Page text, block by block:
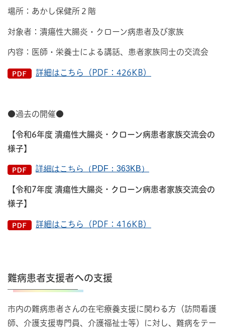
場所：あかし保健所２階
対象者：潰瘍性大腸炎・クローン病患者及び家族
内容：医師・栄養士による講話、患者家族同士の交流会
詳細はこちら（PDF：426KB）
●過去の開催●
【令和6年度 潰瘍性大腸炎・クローン病患者家族交流会の
様子】
詳細はこちら（PDF：363KB）
【令和7年度 潰瘍性大腸炎・クローン病患者家族交流会の
様子】
詳細はこちら（PDF：416KB）
難病患者支援者への支援
市内の難病患者さんの在宅療養支援に関わる方（訪問看護
師、介護支援専門員、介護福祉士等）に対し、難病をテー